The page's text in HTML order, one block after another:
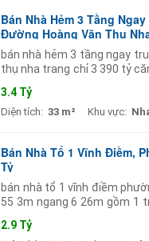
Bán Nhà Hẻm 3 Tầng
Đường Hoàng Văn Thụ
bán nhà hẻm 3 tầng ngay
thụ nha trang chỉ 3 390 tỷ
3.4 Tỷ
Diện tích: 33 m² Khu vực:
Bán Nhà Tổ 1 Vĩnh Điềm,
Tỷ
bán nhà tổ 1 vĩnh điềm
55 3m ngang 6 26m gồm 1
2.9 Tỷ